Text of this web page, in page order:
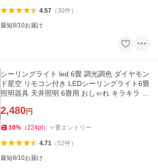
4.57（30件）
最短8/10お届け
シーリングライト led 6畳 調光調色 ダイヤモン
ド星空 リモコン付き LEDシーリングライト6畳
照明器具 天井照明 6畳用 おしゃれ キラキラ 常
2,480円
10% （224pt） 要エントリー
4.71 （52件）
最短8/10お届け